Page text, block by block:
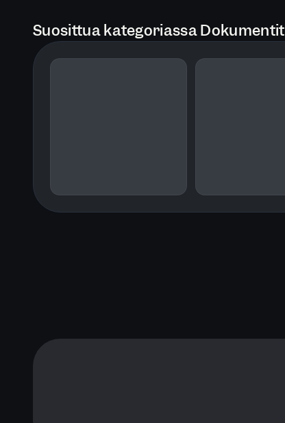
Suosittua kategoriassa Dokumentit